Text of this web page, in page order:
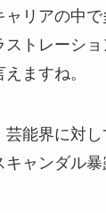
ャリアの中
ストレーシ
ますね。
芸能界に対
キャンダル